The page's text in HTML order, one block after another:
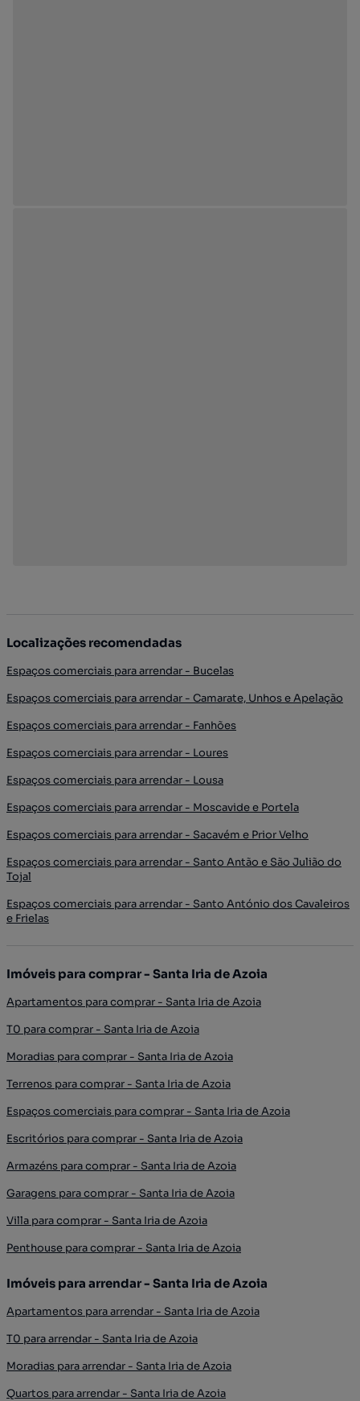
Localizações recomendadas
Espaços comerciais para arrendar - Bucelas
Espaços comerciais para arrendar - Camarate, Unhos e Apelação
Espaços comerciais para arrendar - Fanhões
Espaços comerciais para arrendar - Loures
Espaços comerciais para arrendar - Lousa
Espaços comerciais para arrendar - Moscavide e Portela
Espaços comerciais para arrendar - Sacavém e Prior Velho
Espaços comerciais para arrendar - Santo Antão e São Julião do
Tojal
Espaços comerciais para arrendar - Santo António dos Cavaleiros
e Frielas
Imóveis para comprar - Santa Iria de Azoia
Apartamentos para comprar - Santa Iria de Azoia
T0 para comprar - Santa Iria de Azoia
Moradias para comprar - Santa Iria de Azoia
Terrenos para comprar - Santa Iria de Azoia
Espaços comerciais para comprar - Santa Iria de Azoia
Escritórios para comprar - Santa Iria de Azoia
Armazéns para comprar - Santa Iria de Azoia
Garagens para comprar - Santa Iria de Azoia
Villa para comprar - Santa Iria de Azoia
Penthouse para comprar - Santa Iria de Azoia
Imóveis para arrendar - Santa Iria de Azoia
Apartamentos para arrendar - Santa Iria de Azoia
T0 para arrendar - Santa Iria de Azoia
Moradias para arrendar - Santa Iria de Azoia
Quartos para arrendar - Santa Iria de Azoia